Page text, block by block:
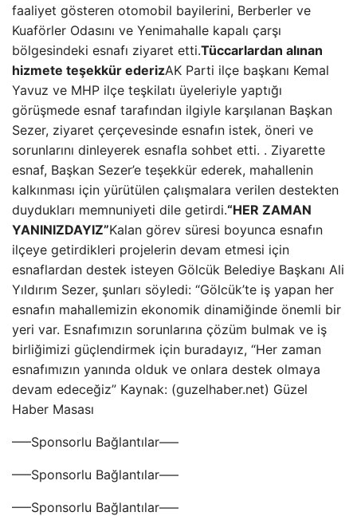
faaliyet gösteren otomobil bayilerini, Berberler ve
Kuaförler Odasını ve Yenimahalle kapalı çarşı
bölgesindeki esnafı ziyaret etti.Tüccarlardan alınan
hizmete teşekkür ederizAK Parti ilçe başkanı Kemal
Yavuz ve MHP ilçe teşkilatı üyeleriyle yaptığı
görüşmede esnaf tarafından ilgiyle karşılanan Başkan
Sezer, ziyaret çerçevesinde esnafın istek, öneri ve
sorunlarını dinleyerek esnafla sohbet etti. . Ziyarette
esnaf, Başkan Sezer’e teşekkür ederek, mahallenin
kalkınması için yürütülen çalışmalara verilen destekten
duydukları memnuniyeti dile getirdi.“HER ZAMAN
YANINIZDAYIZ”Kalan görev süresi boyunca esnafın
ilçeye getirdikleri projelerin devam etmesi için
esnaflardan destek isteyen Gölcük Belediye Başkanı Ali
Yıldırım Sezer, şunları söyledi: “Gölcük’te iş yapan her
esnafın mahallemizin ekonomik dinamiğinde önemli bir
yeri var. Esnafımızın sorunlarına çözüm bulmak ve iş
birliğimizi güçlendirmek için buradayız, “Her zaman
esnafımızın yanında olduk ve onlara destek olmaya
devam edeceğiz” Kaynak: (guzelhaber.net) Güzel
Haber Masası
—–Sponsorlu Bağlantılar—–
—–Sponsorlu Bağlantılar—–
—–Sponsorlu Bağlantılar—–